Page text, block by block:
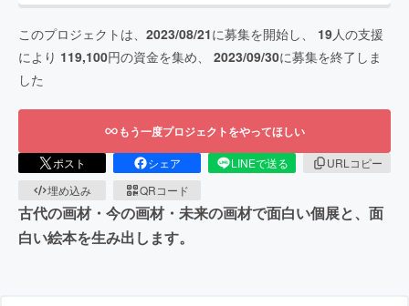
このプロジェクトは、 2023/08/21に募集を開始し、 19人の支援
により 119,100円の資金を集め、 2023/09/30に募集を終了しま
した
もう一度プロジェクトをやってほしい
ポスト シェア LINEで送る
URLコピー
埋め込み
QRコード
古代の画材・今の画材・未来の画材で面白い個展と、面
白い絵本を生み出します。